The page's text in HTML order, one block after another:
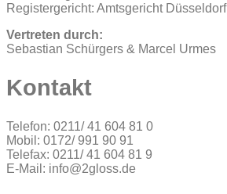
Registergericht: Amtsgericht Düsseldorf
Vertreten durch:
Sebastian Schürgers & Marcel Urmes
Kontakt
Telefon: 0211/ 41 604 81 0
Mobil: 0172/ 991 90 91
Telefax: 0211/ 41 604 81 9
E-Mail: info@2gloss.de